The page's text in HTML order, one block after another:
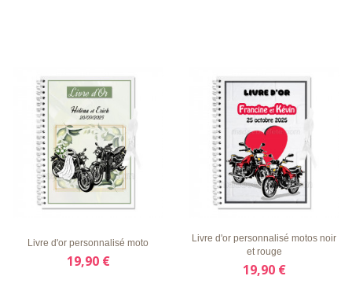
LISTE
D'ENVIE
RAPIDE
Livre d'or personnalisé moto
19,90 €
LISTE
D'ENVIE
APERÇU
RAPIDE
DÉTAILS
Livre d'or personnalisé motos noir
et rouge
19,90 €